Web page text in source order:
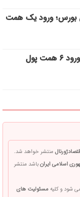
بورس؛ ورود یک همت
رشد ۱۳۰ هزار واحدی بورس با ورود ۶ همت پول
منتشر خواهد شد.
اسلامی ایرانباشد منتشر
شود و کلیهمسئولیت های